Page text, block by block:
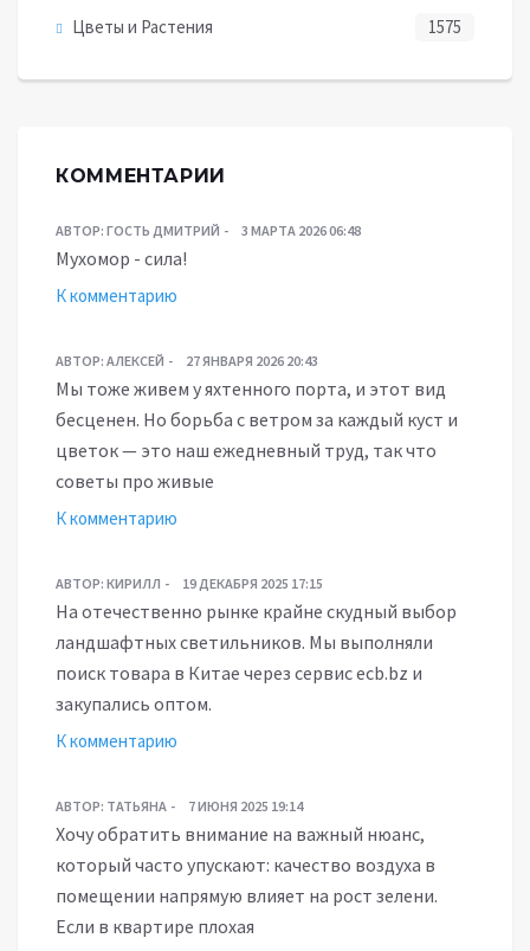
Цветы и Растения 1575
КОММЕНТАРИИ
АВТОР: ГОСТЬ ДМИТРИЙ 3 МАРТА 2026 06:48
Мухомор - сила!
К комментарию
АВТОР: АЛЕКСЕЙ 27 ЯНВАРЯ 2026 20:43
Мы тоже живем у яхтенного порта, и этот вид
бесценен. Но борьба с ветром за каждый куст и
цветок — это наш ежедневный труд, так что
советы про живые
К комментарию
АВТОР: КИРИЛЛ 19 ДЕКАБРЯ 2025 17:15
На отечественно рынке крайне скудный выбор
ландшафтных светильников. Мы выполняли
поиск товара в Китае через сервис ecb.bz и
закупались оптом.
К комментарию
АВТОР: ТАТЬЯНА 7 ИЮНЯ 2025 19:14
Хочу обратить внимание на важный нюанс,
который часто упускают: качество воздуха в
помещении напрямую влияет на рост зелени.
Если в квартире плохая